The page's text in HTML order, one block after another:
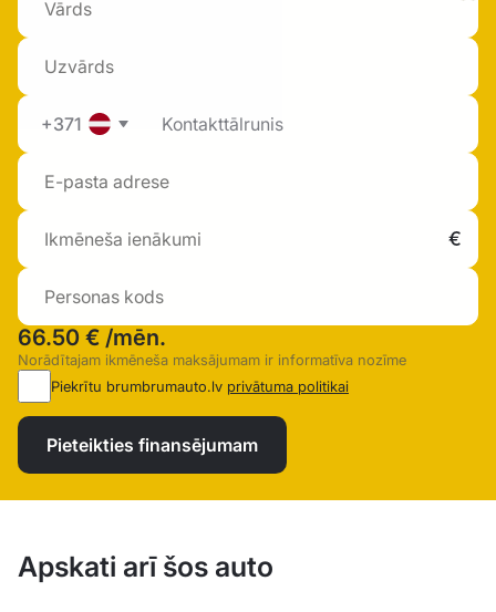
+371
66.50 € /mēn.
Norādītajam ikmēneša maksājumam ir informatīva nozīme
Piekrītu brumbrumauto.lv privātuma politikai
Pieteikties finansējumam
Apskati arī šos auto